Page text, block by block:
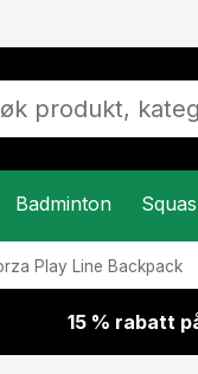
Badminton
Play Line Backpack
15 % rabatt